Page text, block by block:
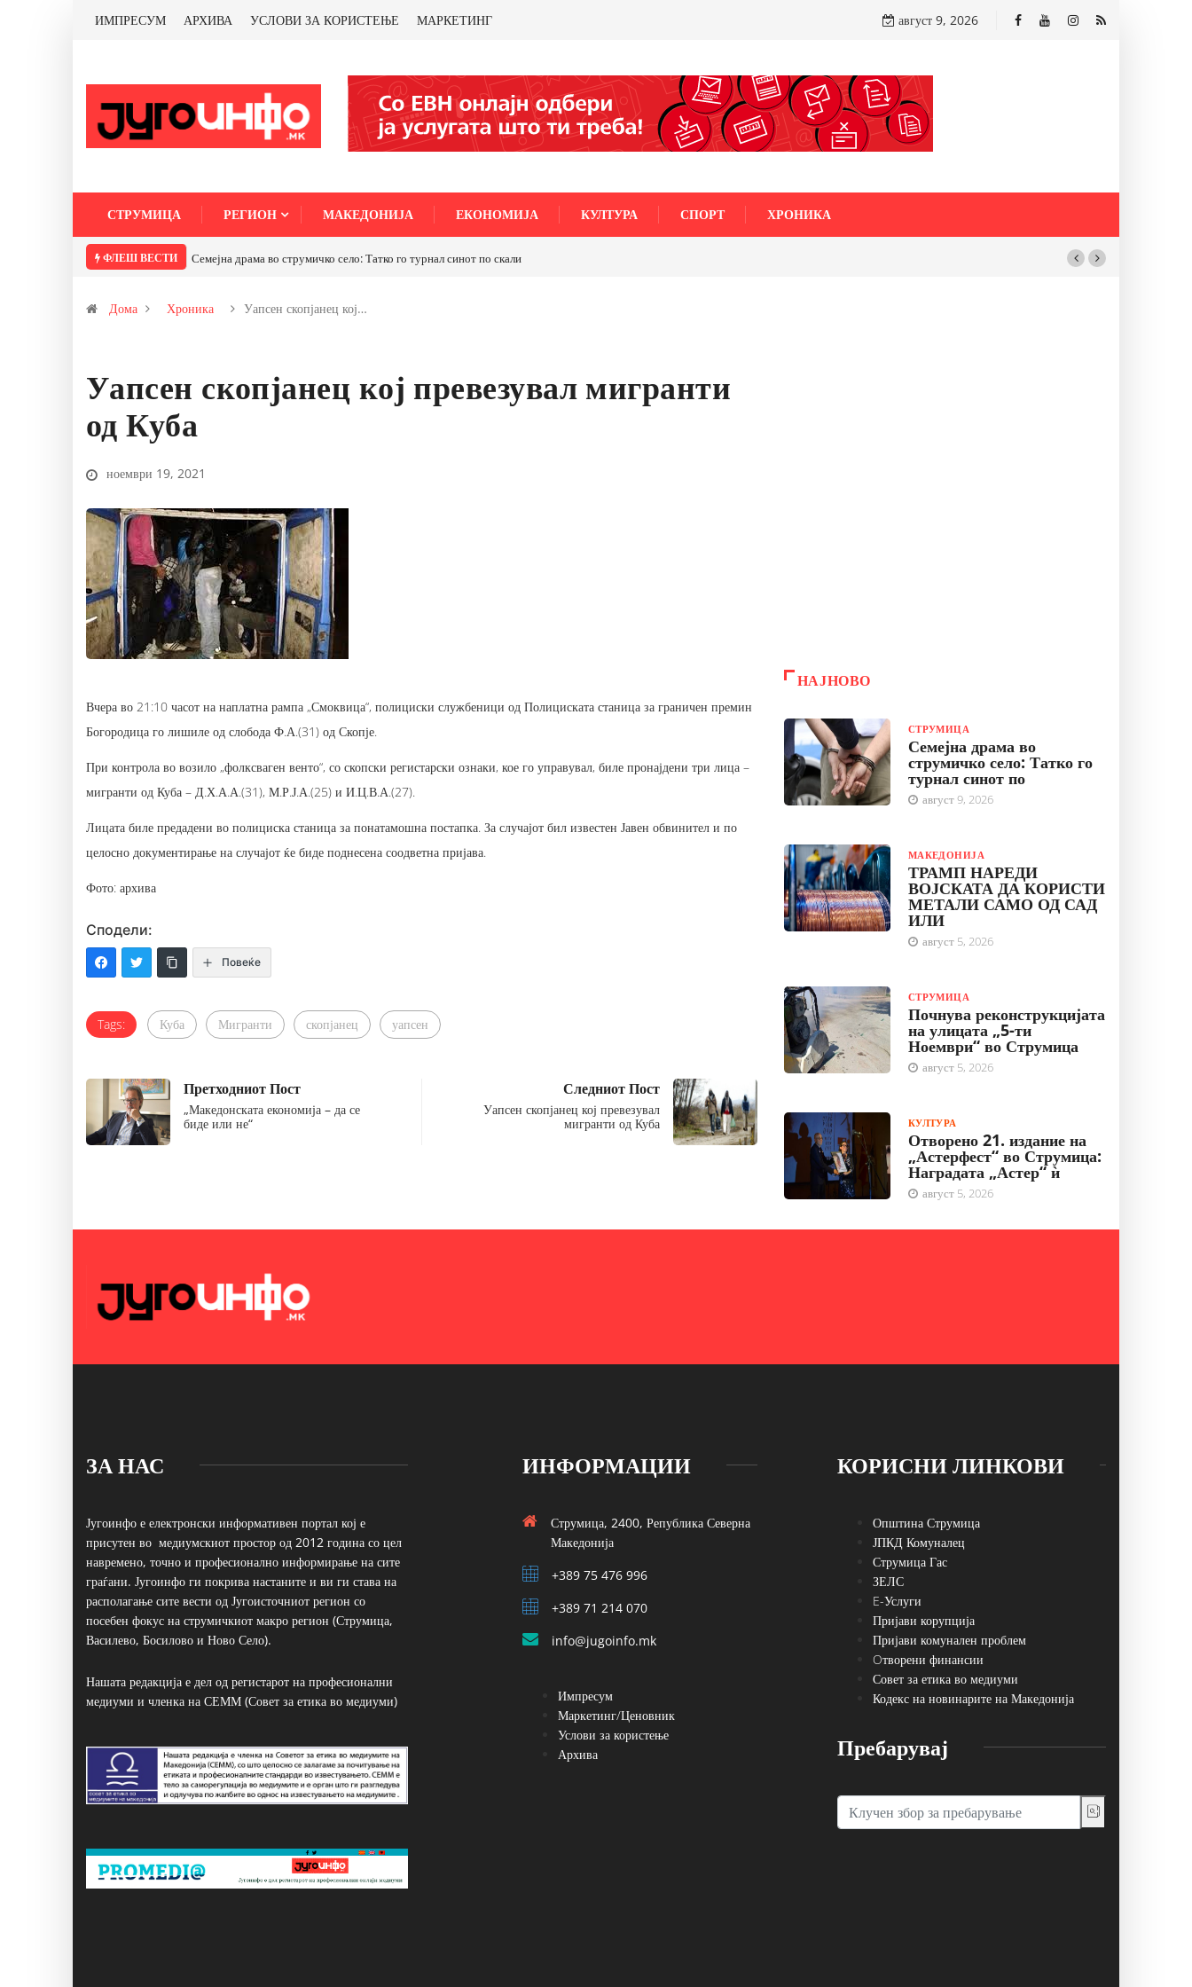
ИМПРЕСУМ АРХИВА УСЛОВИ ЗА КОРИСТЕЊЕ МАРКЕТИНГ август 9, 2026
СТРУМИЦА РЕГИОН МАКЕДОНИЈА ЕКОНОМИЈА КУЛТУРА СПОРТ ХРОНИКА
ФЛЕШ ВЕСТИ Семејна драма во струмичко село: Татко го турнал синот по скали
Дома Хроника Уапсен скопјанец кој…
Уапсен скопјанец кој превезувал мигранти
од Куба
ноември 19, 2021
Вчера во 21:10 часот на наплатна рампа „Смоквица“, полициски службеници од Полициската станица за граничен премин
Богородица го лишиле од слобода Ф.А.(31) од Скопје.
При контрола во возило „фолксваген венто“, со скопски регистарски ознаки, кое го управувал, биле пронајдени три лица –
мигранти од Куба – Д.Х.А.А.(31), М.Р.Ј.А.(25) и И.Ц.В.А.(27).
Лицата биле предадени во полициска станица за понатамошна постапка. За случајот бил известен Јавен обвинител и по
целосно документирање на случајот ќе биде поднесена соодветна пријава.
Фото: архива
Сподели:
Повеќе
Tags: Куба Мигранти скопјанец уапсен
Претходниот Пост
„Македонската економија – да се
биде или не“
Следниот Пост
Уапсен скопјанец кој превезувал
мигранти од Куба
НАЈНОВО
СТРУМИЦА
Семејна драма во
струмичко село: Татко го
турнал синот по
август 9, 2026
МАКЕДОНИЈА
ТРАМП НАРЕДИ
ВОЈСКАТА ДА КОРИСТИ
МЕТАЛИ САМО ОД САД
ИЛИ
август 5, 2026
СТРУМИЦА
Почнува реконструкцијата
на улицата „5-ти
Ноември“ во Струмица
август 5, 2026
КУЛТУРА
Отворено 21. издание на
„Астерфест“ во Струмица:
Наградата „Астер“ ѝ
август 5, 2026
ЗА НАС
Југоинфо е електронски информативен портал кој е
присутен во медиумскиот простор од 2012 година со цел
навремено, точно и професионално информирање на сите
граѓани. Југоинфо ги покрива настаните и ви ги става на
располагање сите вести од Југоисточниот регион со
посебен фокус на струмичкиот макро регион (Струмица,
Василево, Босилово и Ново Село).
Нашата редакција е дел од регистарот на професионални
медиуми и членка на СЕММ (Совет за етика во медиуми)
ИНФОРМАЦИИ
Струмица, 2400, Република Северна
Македонија
+389 75 476 996
+389 71 214 070
info@jugoinfo.mk
Импресум
Маркетинг/Ценовник
Услови за користење
Архива
КОРИСНИ ЛИНКОВИ
Општина Струмица
ЈПКД Комуналец
Струмица Гас
ЗЕЛС
E-Услуги
Пријави корупција
Пријави комунален проблем
Oтворени финансии
Совет за етика во медиуми
Кодекс на новинарите на Македонија
Пребарувај